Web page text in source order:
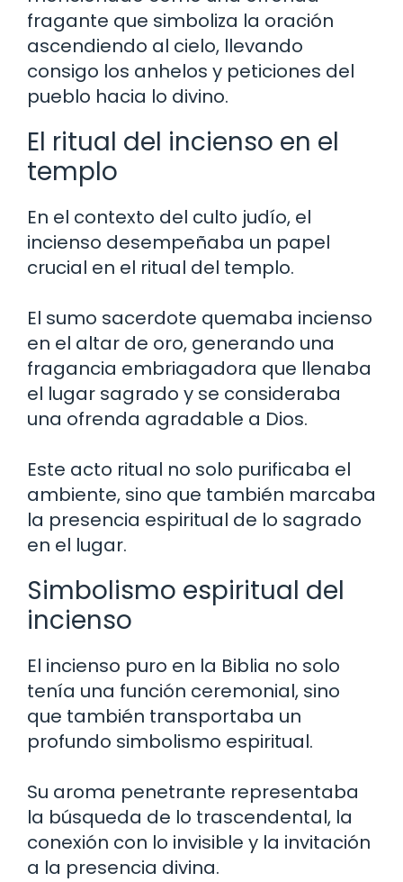
fragante que simboliza la oración
ascendiendo al cielo, llevando
consigo los anhelos y peticiones del
pueblo hacia lo divino.
El ritual del incienso en el
templo
En el contexto del culto judío, el
incienso desempeñaba un papel
crucial en el ritual del templo.
El sumo sacerdote quemaba incienso
en el altar de oro, generando una
fragancia embriagadora que llenaba
el lugar sagrado y se consideraba
una ofrenda agradable a Dios.
Este acto ritual no solo purificaba el
ambiente, sino que también marcaba
la presencia espiritual de lo sagrado
en el lugar.
Simbolismo espiritual del
incienso
El incienso puro en la Biblia no solo
tenía una función ceremonial, sino
que también transportaba un
profundo simbolismo espiritual.
Su aroma penetrante representaba
la búsqueda de lo trascendental, la
conexión con lo invisible y la invitación
a la presencia divina.